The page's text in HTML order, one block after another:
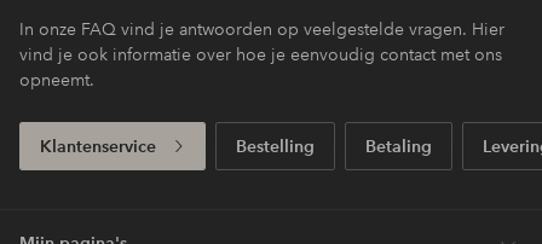
In onze FAQ vind je antwoorden op veelgestelde vragen. Hier
vind je ook informatie over hoe je eenvoudig contact met ons
opneemt.
Klantenservice Bestelling Betaling